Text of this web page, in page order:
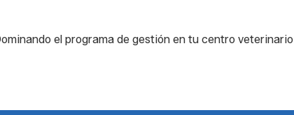
el programa de gestión en tu centro veterinario